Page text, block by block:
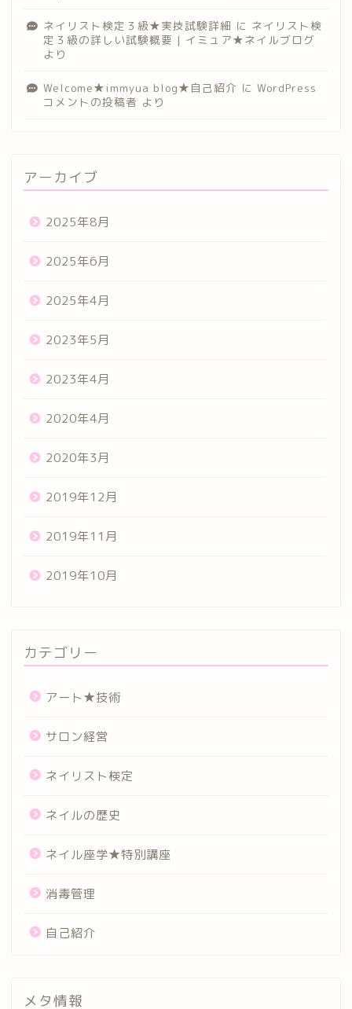
ネイリスト検定３級★実技試験詳細 に ネイリスト検
定３級の詳しい試験概要 | イミュア★ネイルブログ
より
Welcome★immyua blog★自己紹介 に WordPress
コメントの投稿者 より
アーカイブ
2025年8月
2025年6月
2025年4月
2023年5月
2023年4月
2020年4月
2020年3月
2019年12月
2019年11月
2019年10月
カテゴリー
アート★技術
サロン経営
ネイリスト検定
ネイルの歴史
ネイル座学★特別講座
消毒管理
自己紹介
メタ情報